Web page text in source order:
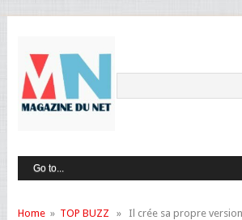
Home» TOP BUZZ » Il crée sa propre